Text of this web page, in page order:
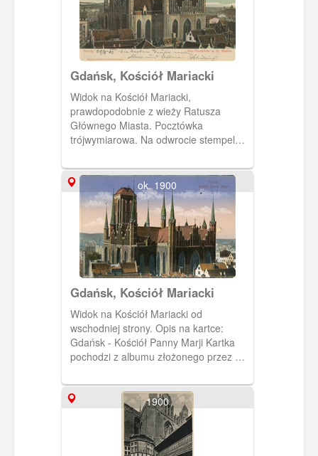
Gdańsk, Kościół Mariacki
Widok na Kościół Mariacki,
prawdopodobnie z wieży Ratusza
Głównego Miasta. Pocztówka
trójwymiarowa. Na odwrocie stempel
ok. 1900
Gdańsk, Kościół Mariacki
Widok na Kościół Mariacki od
wschodniej strony. Opis na kartce:
Gdańsk - Kościół Panny Marji Kartka
pochodzi z albumu złożonego przez R.
pocztowych wydanych przez
wydawnictwo Stengel &Co., G.m.b.H,
Dresden. Okładka albumu tekturowa,
kolor bordo. Na okładce znajduje się
napis Gdańsk, dane wydawcy i
1900